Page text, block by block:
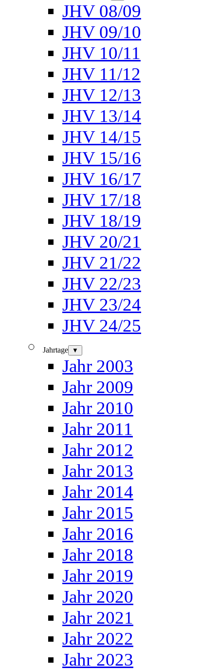
JHV 08/09
JHV 09/10
JHV 10/11
JHV 11/12
JHV 12/13
JHV 13/14
JHV 14/15
JHV 15/16
JHV 16/17
JHV 17/18
JHV 18/19
JHV 20/21
JHV 21/22
JHV 22/23
JHV 23/24
JHV 24/25
Jahrtage ▼
Jahr 2003
Jahr 2009
Jahr 2010
Jahr 2011
Jahr 2012
Jahr 2013
Jahr 2014
Jahr 2015
Jahr 2016
Jahr 2018
Jahr 2019
Jahr 2020
Jahr 2021
Jahr 2022
Jahr 2023